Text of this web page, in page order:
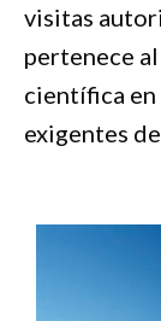
visitas
pertenece
científica
exigentes